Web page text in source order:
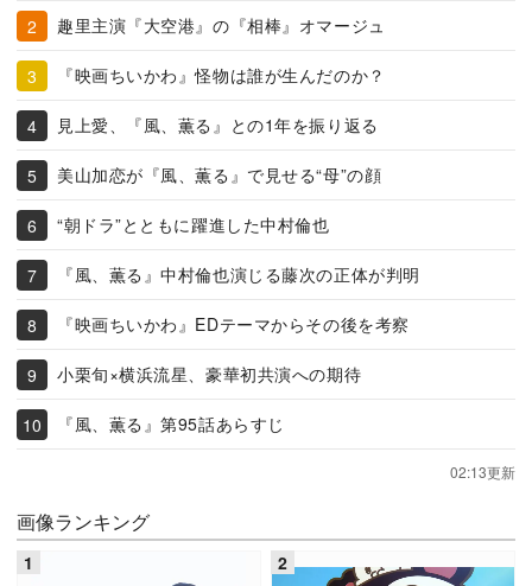
趣里主演『大空港』の『相棒』オマージュ
『映画ちいかわ』怪物は誰が生んだのか？
見上愛、『風、薫る』との1年を振り返る
美山加恋が『風、薫る』で見せる“母”の顔
“朝ドラ”とともに躍進した中村倫也
『風、薫る』中村倫也演じる藤次の正体が判明
『映画ちいかわ』EDテーマからその後を考察
小栗旬×横浜流星、豪華初共演への期待
『風、薫る』第95話あらすじ
02:13更新
画像ランキング